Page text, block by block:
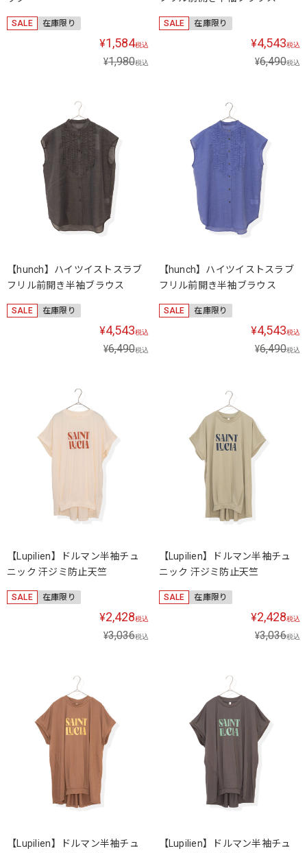
SALE 在庫限り
¥1,584税込
¥1,980税込
SALE 在庫限り
¥4,543税込
¥6,490税込
【hunch】ハイツイストスラブ
フリル前開き半袖ブラウス
SALE 在庫限り
¥4,543税込
¥6,490税込
【hunch】ハイツイストスラブ
フリル前開き半袖ブラウス
SALE 在庫限り
¥4,543税込
¥6,490税込
【Lupilien】ドルマン半袖チュ
ニック 汗ジミ防止天竺
SALE 在庫限り
¥2,428税込
¥3,036税込
【Lupilien】ドルマン半袖チュ
ニック 汗ジミ防止天竺
SALE 在庫限り
¥2,428税込
¥3,036税込
【Lupilien】ドルマン半袖チュ
【Lupilien】ドルマン半袖チュ